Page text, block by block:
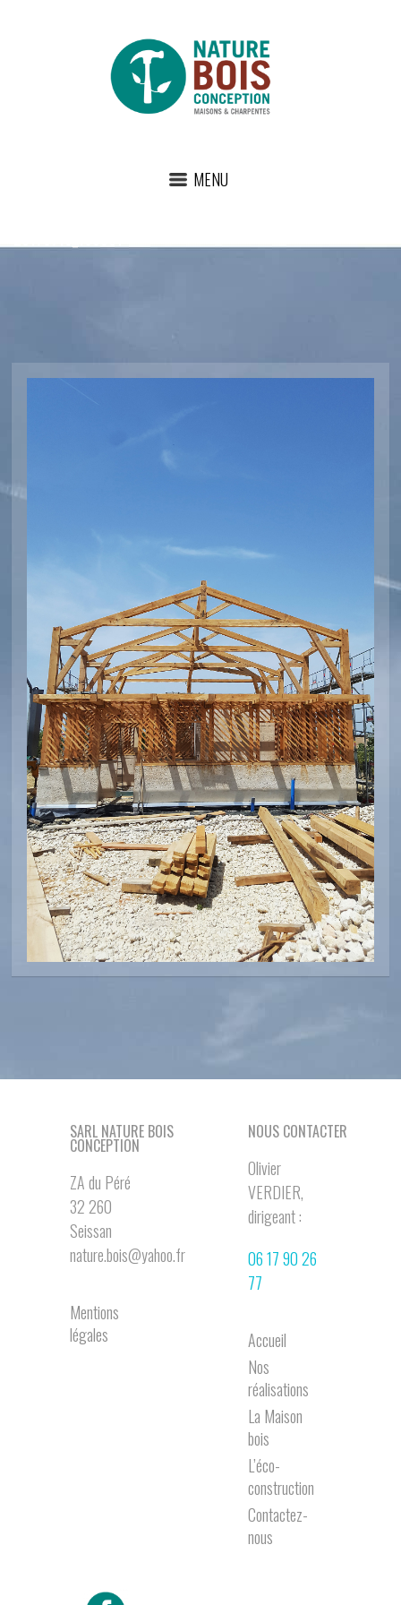
MENU
SARL NATURE BOIS
CONCEPTION
ZA du Péré
32 260
Seissan
nature.bois@yahoo.fr
Mentions
légales
NOUS CONTACTER
Olivier
VERDIER,
dirigeant :
06 17 90 26
77
Accueil
Nos
réalisations
La Maison
bois
L’éco-
construction
Contactez-
nous